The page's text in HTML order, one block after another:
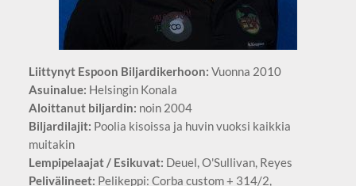
Liittynyt Espoon Biljardikerhoon: Vuonna 2010
Asuinalue: Helsingin Konala
Aloittanut biljardin: noin 2004
Biljardilajit: Poolia kisoissa ja huvin vuoksi kaikkia
muitakin
Lempipelaajat / Esikuvat: Deuel, O'Sullivan, Reyes
Pelivälineet: Pelikeppi: Corba custom + 314/2,